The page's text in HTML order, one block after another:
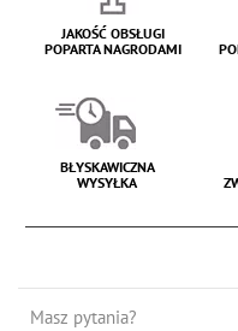
JAKOŚĆ OBSŁUGI
POPARTA NAGRODAMI
BŁYSKAWICZNA
WYSYŁKA
Masz pytania?